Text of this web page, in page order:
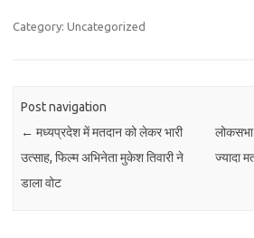
Category: Uncategorized
Post navigation
← मध्यप्रदेश में मतदान को लेकर भारी
उत्साह, फिल्म अभिनेता मुकेश तिवारी ने
डाला वोट
ज्यादा